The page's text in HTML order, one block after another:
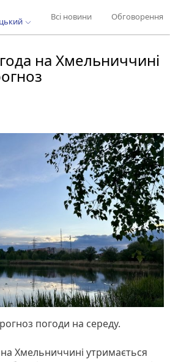
Всі новини Обговорення
на Хмельниччині
погоди на середу.
Хмельниччині утримається